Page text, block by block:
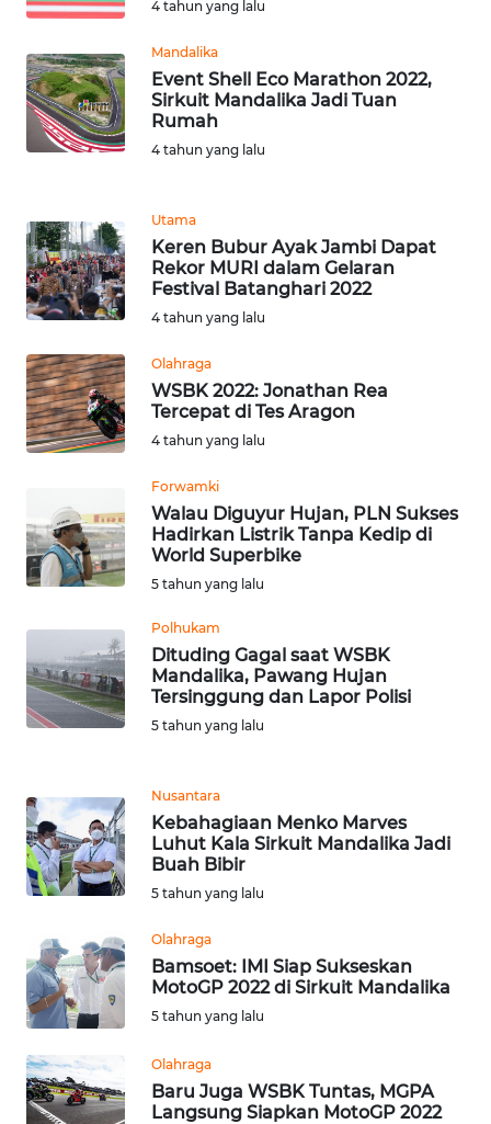
4 tahun yang lalu
Mandalika
Event Shell Eco Marathon 2022,
Sirkuit Mandalika Jadi Tuan
Rumah
4 tahun yang lalu
Utama
Keren Bubur Ayak Jambi Dapat
Rekor MURI dalam Gelaran
Festival Batanghari 2022
4 tahun yang lalu
Olahraga
WSBK 2022: Jonathan Rea
Tercepat di Tes Aragon
4 tahun yang lalu
Forwamki
Walau Diguyur Hujan, PLN Sukses
Hadirkan Listrik Tanpa Kedip di
World Superbike
5 tahun yang lalu
Polhukam
Dituding Gagal saat WSBK
Mandalika, Pawang Hujan
Tersinggung dan Lapor Polisi
5 tahun yang lalu
Nusantara
Kebahagiaan Menko Marves
Luhut Kala Sirkuit Mandalika Jadi
Buah Bibir
5 tahun yang lalu
Olahraga
Bamsoet: IMI Siap Sukseskan
MotoGP 2022 di Sirkuit Mandalika
5 tahun yang lalu
Olahraga
Baru Juga WSBK Tuntas, MGPA
Langsung Siapkan MotoGP 2022
JAKARTA
WN
JABAR
BANTEN
WN
NTT
WN
KEPRI
WN
WN
PAPUA
BARAT
RIAU
WN
WN
JAMBI
WN
WN
NTB
SULTENG